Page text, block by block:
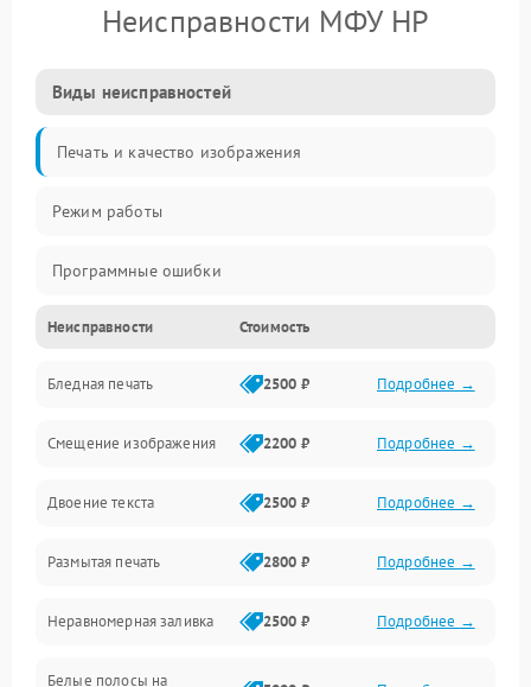
Неисправности МФУ HP
Виды неисправностей
Печать и качество изображения
Режим работы
Программные ошибки
Картриджи и расходники
Сканер и копирование
Механика и узлы
Программные сбои
Подключение и интерфейсы
Дисплей и органы управления
Неисправности Стоимость
Бледная печать 2500 ₽ Подробнее →
Смещение изображения 2200 ₽ Подробнее →
Двоение текста 2500 ₽ Подробнее →
Размытая печать 2800 ₽ Подробнее →
Неравномерная заливка 2500 ₽ Подробнее →
Белые полосы на